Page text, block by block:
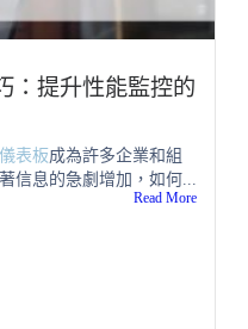
：提升性能監控的
表板成為許多企業和組
信息的急劇增加，如何...
Read More